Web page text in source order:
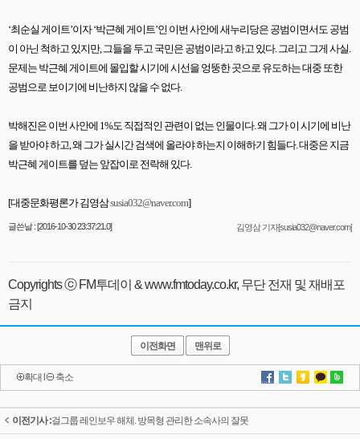
‘최순실 게이트’이자‘박근혜 게이트’인 이번 사안에 새누리당은 공범이면서도 공범
이 아닌 척하고 있지만,그들을 두고 국민은 공범이라고 하고 있다.그리고 그게 사실.
문제는 박근혜 게이트에 몰입할 시기에 시선을 엉뚱한 곳으로 유도하는 대중 또한
공범으로 보이기에 비난하지 않을 수 없다.
박해진은 이번 사안에 1%도 직접적인 관련이 없는 인물이다.왜 그가 이 시기에 비난
을 받아야 하고,왜 그가 실시간 검색에 올라야 하는지 이해하기 힘들다.대중은 지금
박근혜 게이트를 덮는 앞잡이로 전락해 있다.
[대중문화평론가 김영삼susia032@naver.com]
글쓴날 : [2016-10-30 23:37:21.0] 김영삼 기자[susia032@naver.com]
Copyrights ⓒ FM투데이 & www.fmtoday.co.kr, 무단 전재 및 재배포
금지
이전화면 맨위로
확대 축소
이전기사 :걸그룹 레인보우 해체. 방목형 관리한 소속사의 잘못